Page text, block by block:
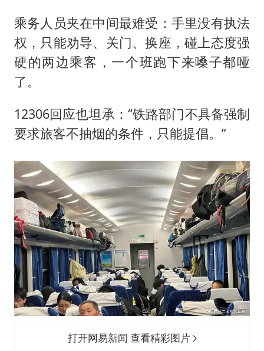
乘务人员夹在中间最难受：手里没有执法
权，只能劝导、关门、换座，碰上态度强
硬的两边乘客，一个班跑下来嗓子都哑
了。
12306回应也坦承：“铁路部门不具备强制
要求旅客不抽烟的条件，只能提倡。”
打开网易新闻 查看精彩图片